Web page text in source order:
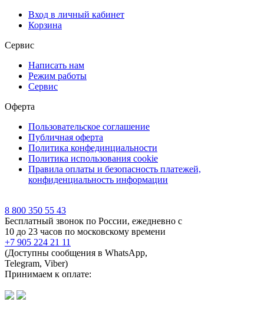
Вход в личный кабинет
Корзина
Сервис
Написать нам
Режим работы
Сервис
Оферта
Пользовательское соглашение
Публичная оферта
Политика конфединциальности
Политика использования cookie
Правила оплаты и безопасность платежей,
конфиденциальность информации
8 800 350 55 43
Бесплатный звонок по России, ежедневно с
10 до 23 часов по московскому времени
+7 905 224 21 11
(Доступны сообщения в WhatsApp,
Telegram, Viber)
Принимаем к оплате: